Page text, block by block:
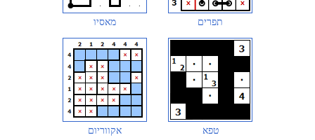
מאסיו תפרים
אקווריום טפא